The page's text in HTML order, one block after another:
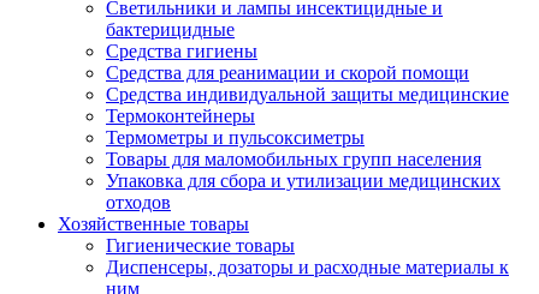
Светильники и лампы инсектицидные и
бактерицидные
Средства гигиены
Средства для реанимации и скорой помощи
Средства индивидуальной защиты медицинские
Термоконтейнеры
Термометры и пульсоксиметры
Товары для маломобильных групп населения
Упаковка для сбора и утилизации медицинских
отходов
Хозяйственные товары
Гигиенические товары
Диспенсеры, дозаторы и расходные материалы к
ним